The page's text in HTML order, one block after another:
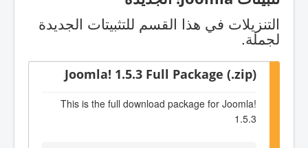
التنزيلات في هذا القسم للتثبيتات الجديدة
لجملة.
Joomla! 1.5.3 Full Package (.zip)
This is the full download package for Joomla!
1.5.3